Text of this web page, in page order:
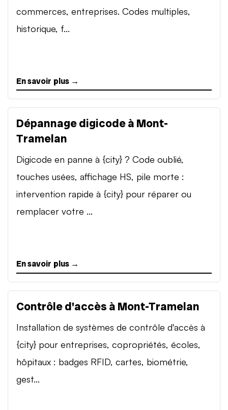
commerces, entreprises. Codes multiples,
historique, f...
En savoir plus →
Dépannage digicode à Mont-
Tramelan
Digicode en panne à {city} ? Code oublié,
touches usées, affichage HS, pile morte :
intervention rapide à {city} pour réparer ou
remplacer votre ...
En savoir plus →
Contrôle d'accès à Mont-Tramelan
Installation de systèmes de contrôle d'accès à
{city} pour entreprises, copropriétés, écoles,
hôpitaux : badges RFID, cartes, biométrie,
gest...